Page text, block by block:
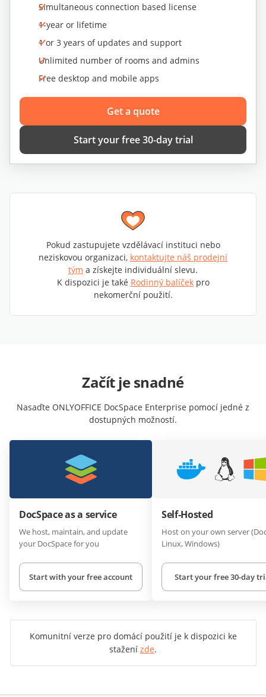
Simultaneous connection based license
1-year or lifetime
1 or 3 years of updates and support
Unlimited number of rooms and admins
Free desktop and mobile apps
Get a quote
Start your free 30-day trial
Pokud zastupujete vzdělávací instituci nebo
neziskovou organizaci, kontaktujte náš prodejní
tým a získejte individuální slevu.
K dispozici je také Rodinný balíčekpro
nekomerční použití.
Začít je snadné
Nasaďte ONLYOFFICE DocSpace Enterprise pomocí jedné z
dostupných možností.
DocSpace as a service
We host, maintain, and update
your DocSpace for you
Start with your free account
Self-Hosted
Host on your own server
Linux, Windows)
Start your free 30-day
Komunitní verze pro domácí použití je k dispozici ke
stažení zde.